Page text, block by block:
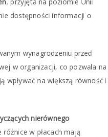
dostępności informacji o
wynagrodzeniu przed
w organizacji, co pozwala na
wpływać na większą równość i
nierównego
w płacach mają